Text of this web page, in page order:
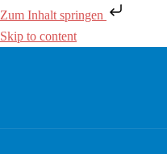
Zum Inhalt springen
Skip to content